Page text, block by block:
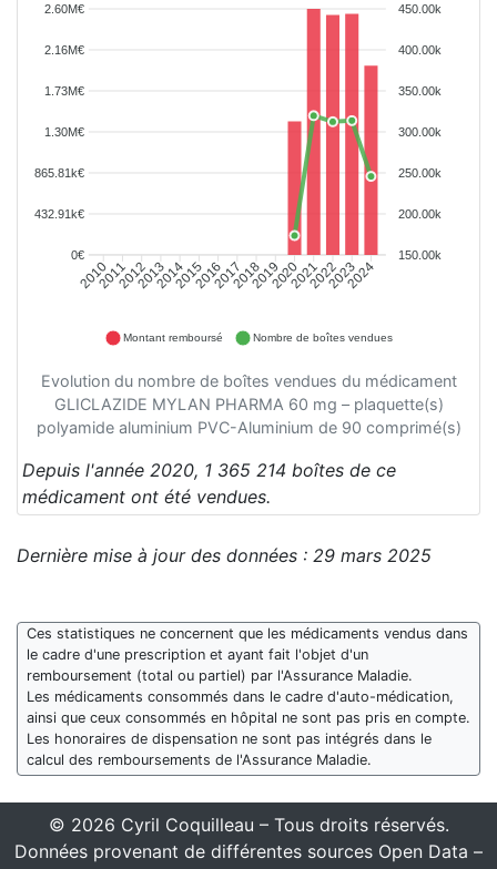
201020112012201320142015201620172018201920202021202220232024
450.00k
400.00k
350.00k
300.00k
250.00k
200.00k
150.00k
2.60M€
2.16M€
1.73M€
1.30M€
865.81k€
432.91k€
0€
Montant remboursé Nombre de boîtes vendues
Evolution du nombre de boîtes vendues du médicament
GLICLAZIDE MYLAN PHARMA 60 mg – plaquette(s)
polyamide aluminium PVC-Aluminium de 90 comprimé(s)
Depuis l'année 2020, 1 365 214 boîtes de ce
médicament ont été vendues.
Dernière mise à jour des données : 29 mars 2025
Ces statistiques ne concernent que les médicaments vendus dans
le cadre d'une prescription et ayant fait l'objet d'un
remboursement (total ou partiel) par l'Assurance Maladie.
Les médicaments consommés dans le cadre d'auto-médication,
ainsi que ceux consommés en hôpital ne sont pas pris en compte.
Les honoraires de dispensation ne sont pas intégrés dans le
calcul des remboursements de l'Assurance Maladie.
© 2026 Cyril Coquilleau – Tous droits réservés.
Données provenant de différentes sources Open Data –